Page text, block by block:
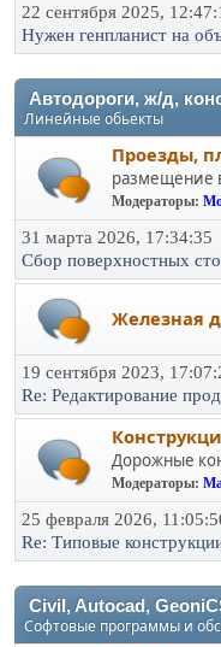
22 сентября 2025,
Нужен генпланист на
Автодороги, ж/д,
Линейные обьекты
Проезды,
размещение
Модераторы:
31 марта 2026, 17:34:35
Сбор поверхностных
Железная
19 сентября 2023,
Re: Редактирование
Дорожные
Модераторы:
25 февраля 2026,
Re: Типовые
Civil, Autocad,
Софтовые программы и